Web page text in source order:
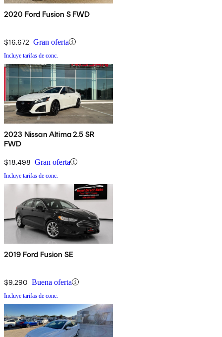
2020 Ford Fusion S FWD
$16,672 Gran oferta
Incluye tarifas de conc.
2023 Nissan Altima 2.5 SR
FWD
$18,498 Gran oferta
Incluye tarifas de conc.
2019 Ford Fusion SE
$9,290 Buena oferta
Incluye tarifas de conc.